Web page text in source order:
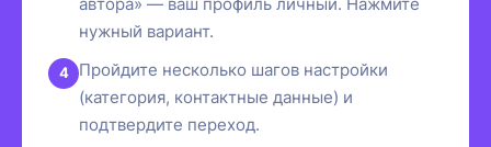
нужный вариант.
Пройдите несколько шагов настройки
(категория, контактные данные) и
подтвердите переход.